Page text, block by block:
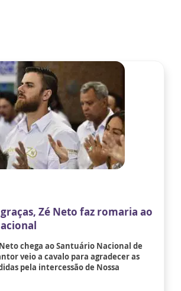
Zé Neto faz romaria ao
chega ao Santuário Nacional de
veio a cavalo para agradecer as
pela intercessão de Nossa